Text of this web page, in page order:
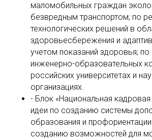
маломобильных граждан
безвредным транспортом; по
технологических решений в
здоровьесбережения и
учетом показаний здоровья;
инженерно-образовательных
российских университетах и
организациях.
- Блок «Национальная кадровая
идеи по созданию системы
образования и профориентации
созданию возможностей для